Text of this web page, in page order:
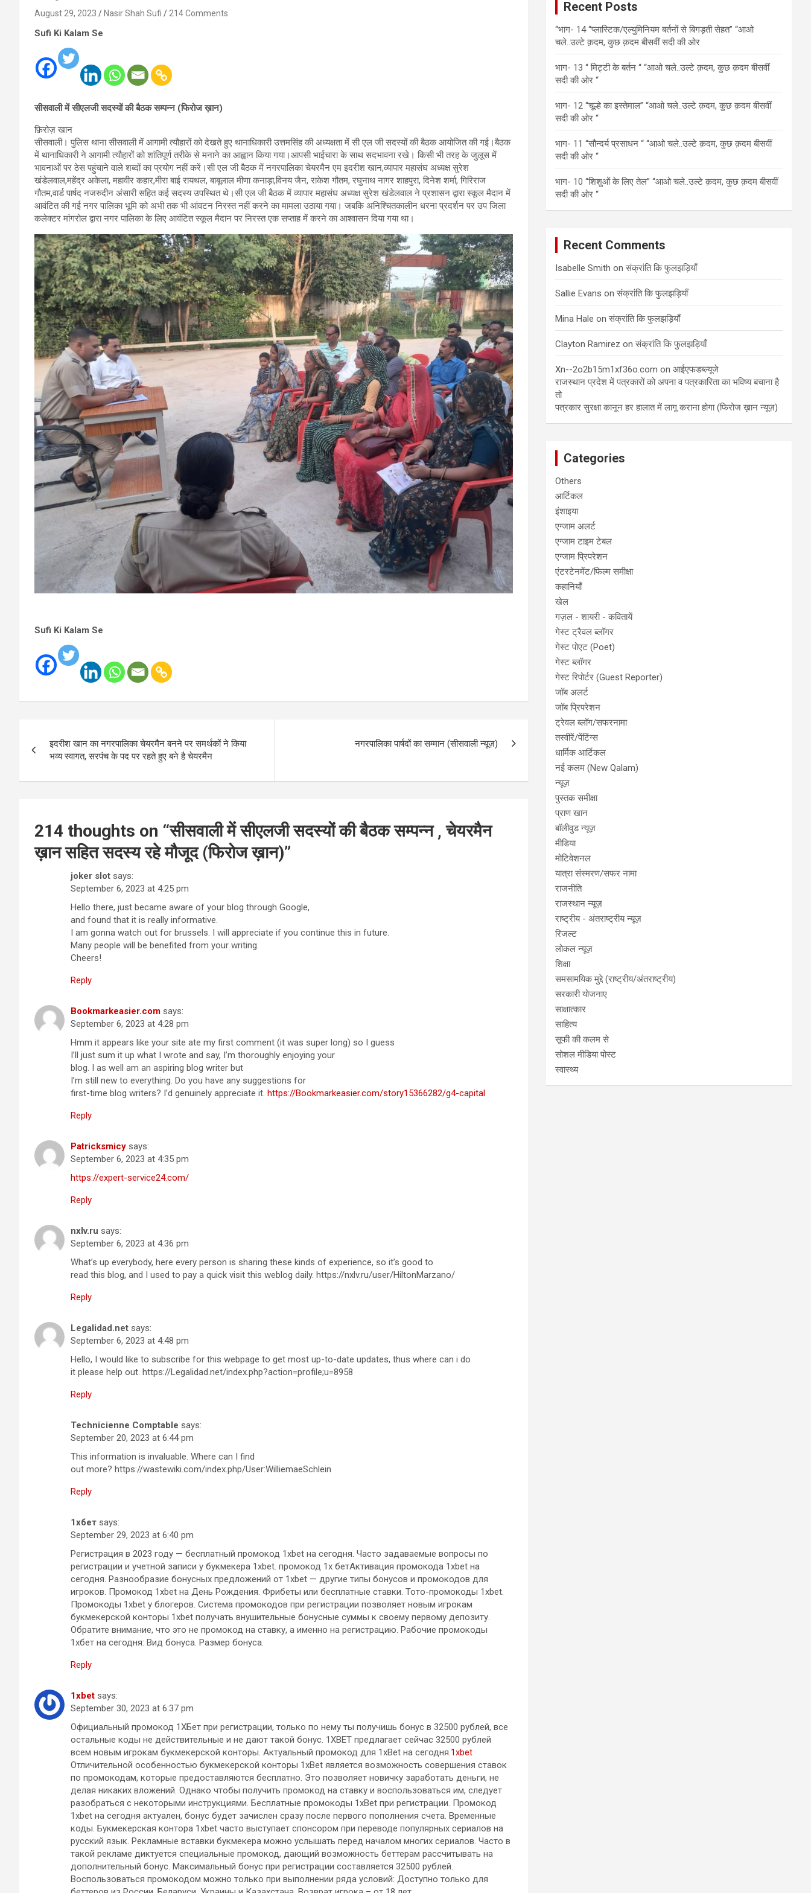
August 29, 2023 Nasir Shah Sufi 214 Comments
Sufi Ki Kalam Se
सीसवाली में सीएलजी सदस्यों की बैठक सम्पन्न (फिरोज ख़ान)
फ़िरोज़ खान
सीसवाली। पुलिस थाना सीसवाली में आगामी त्यौहारों को देखते हुए थानाधिकारी उत्तमसिंह की अध्यक्षता में सी एल जी सदस्यों की बैठक आयोजित की गई।बैठक
में थानाधिकारी ने आगामी त्यौहारों को शांतिपूर्ण तरीके से मनाने का आह्वान किया गया।आपसी भाईचारा के साथ सदभावना रखे। किसी भी तरह के जुलूस में
भावनाओं पर ठेस पहुंचाने वाले शब्दों का प्रयोग नहीं करें।सी एल जी बैठक में नगरपालिका चेयरमैन एम इदरीश खान,व्यापार महासंघ अध्यक्ष सुरेश
खंडेलवाल,महेंद्र अकेला, महावीर कहार,मीरा बाई रायथल, बाबूलाल मीणा कनाड़ा,विनय जैन, राकेश गौतम, रघुनाथ नागर शाहपुरा, दिनेश शर्मा, गिरिराज
गौतम,वार्ड पार्षद नजरुदीन अंसारी सहित कई सदस्य उपस्थित थे।सी एल जी बैठक में व्यापार महासंघ अध्यक्ष सुरेश खंडेलवाल ने प्रशासन द्वारा स्कूल मैदान में
आवंटित की गई नगर पालिका भूमि को अभी तक भी आंवटन निरस्त नहीं करने का मामला उठाया गया। जबकि अनिश्चितकालीन धरना प्रदर्शन पर उप जिला
कलेक्टर मांगरोल द्वारा नगर पालिका के लिए आवंटित स्कूल मैदान पर निरस्त एक सप्ताह में करने का आश्वासन दिया गया था।
Sufi Ki Kalam Se
navigation
इदरीश खान का नगरपालिका चेयरमैन बनने पर समर्थकों ने किया
भव्य स्वागत, सरपंच के पद पर रहते हुए बने है चेयरमैन
नगरपालिका पार्षदों का सम्मान (सीसवाली न्यूज़)
214 thoughts on “सीसवाली में सीएलजी सदस्यों की बैठक सम्पन्न , चेयरमैन
ख़ान सहित सदस्य रहे मौजूद (फिरोज ख़ान)”
joker slot says:
September 6, 2023 at 4:25 pm
Hello there, just became aware of your blog through Google,
and found that it is really informative.
I am gonna watch out for brussels. I will appreciate if you continue this in future.
Many people will be benefited from your writing.
Cheers!
Reply
Bookmarkeasier.com says:
September 6, 2023 at 4:28 pm
Hmm it appears like your site ate my first comment (it was super long) so I guess
I’ll just sum it up what I wrote and say, I’m thoroughly enjoying your
blog. I as well am an aspiring blog writer but
I’m still new to everything. Do you have any suggestions for
first-time blog writers? I’d genuinely appreciate it. https://Bookmarkeasier.com/story15366282/g4-capital
Reply
Patricksmicy says:
September 6, 2023 at 4:35 pm
https://expert-service24.com/
Reply
nxlv.ru says:
September 6, 2023 at 4:36 pm
What’s up everybody, here every person is sharing these kinds of experience, so it’s good to
read this blog, and I used to pay a quick visit this weblog daily. https://nxlv.ru/user/HiltonMarzano/
Reply
Legalidad.net says:
September 6, 2023 at 4:48 pm
Hello, I would like to subscribe for this webpage to get most up-to-date updates, thus where can i do
it please help out. https://Legalidad.net/index.php?action=profile;u=8958
Reply
Technicienne Comptable says:
September 20, 2023 at 6:44 pm
This information is invaluable. Where can I find
out more? https://wastewiki.com/index.php/User:WilliemaeSchlein
Reply
1хбет says:
September 29, 2023 at 6:40 pm
Регистрация в 2023 году — бесплатный промокод 1xbet на сегодня. Часто задаваемые вопросы по
регистрации и учетной записи у букмекера 1xbet. промокод 1х бетАктивация промокода 1xbet на
сегодня. Разнообразие бонусных предложений от 1xbet — другие типы бонусов и промокодов для
игроков. Промокод 1xbet на День Рождения. Фрибеты или бесплатные ставки. Тото-промокоды 1xbet.
Промокоды 1xbet у блогеров. Система промокодов при регистрации позволяет новым игрокам
букмекерской конторы 1xbet получать внушительные бонусные суммы к своему первому депозиту.
Обратите внимание, что это не промокод на ставку, а именно на регистрацию. Рабочие промокоды
1хбет на сегодня: Вид бонуса. Размер бонуса.
Reply
1xbet says:
September 30, 2023 at 6:37 pm
Официальный промокод 1ХБет при регистрации, только по нему ты получишь бонус в 32500 рублей, все
остальные коды не действительные и не дают такой бонус. 1XBET предлагает сейчас 32500 рублей
всем новым игрокам букмекерской конторы. Актуальный промокод для 1xBet на сегодня.1xbet
Отличительной особенностью букмекерской конторы 1xBet является возможность совершения ставок
по промокодам, которые предоставляются бесплатно. Это позволяет новичку заработать деньги, не
делая никаких вложений. Однако чтобы получить промокод на ставку и воспользоваться им, следует
разобраться с некоторыми инструкциями. Бесплатные промокоды 1xBet при регистрации. Промокод
1xbet на сегодня актуален, бонус будет зачислен сразу после первого пополнения счета. Временные
коды. Букмекерская контора 1xbet часто выступает спонсором при переводе популярных сериалов на
русский язык. Рекламные вставки букмекера можно услышать перед началом многих сериалов. Часто в
такой рекламе диктуется специальные промокод, дающий возможность беттерам рассчитывать на
дополнительный бонус. Максимальный бонус при регистрации составляется 32500 рублей.
Воспользоваться промокодом можно только при выполнении ряда условий: Доступно только для
Recent Posts
“भाग- 14 “प्लास्टिक/एल्युमिनियम बर्तनों से बिगड़ती सेहत” “आओ
चले..उल्टे क़दम, कुछ क़दम बीसवीं सदी की ओर
भाग- 13 “ मिट्टी के बर्तन “ “आओ चले..उल्टे क़दम, कुछ क़दम बीसवीं
सदी की ओर “
भाग- 12 “चूल्हे का इस्तेमाल” “आओ चले..उल्टे क़दम, कुछ क़दम बीसवीं
सदी की ओर “
भाग- 11 “सौन्दर्य प्रसाधन “ “आओ चले..उल्टे क़दम, कुछ क़दम बीसवीं
सदी की ओर “
भाग- 10 “शिशुओं के लिए तेल” “आओ चले..उल्टे क़दम, कुछ क़दम बीसवीं
सदी की ओर “
Recent Comments
Isabelle Smith onसंक्रांति कि फुलझड़ियाँ
Sallie Evans onसंक्रांति कि फुलझड़ियाँ
Mina Hale onसंक्रांति कि फुलझड़ियाँ
Clayton Ramirez onसंक्रांति कि फुलझड़ियाँ
Xn--2o2b15m1xf36o.com onआईएफडब्ल्यूजे
राजस्थान प्रदेश में पत्रकारों को‌ अपना व पत्रकारिता का भविष्य बचाना है
तो
पत्रकार सुरक्षा कानून हर हालात में लागू कराना होगा (फिरोज ख़ान न्यूज़)
Categories
Others
आर्टिकल
इंशाइया
एग्जाम अलर्ट
एग्जाम टाइम टेबल
एग्जाम प्रिपरेशन
एंटरटेनमेंट/फिल्म समीक्षा
कहानियाँ
खेल
गज़ल - शायरी - कवितायें
गेस्ट ट्रैवल ब्लॉगर
गेस्ट पोएट (Poet)
गेस्ट ब्लॉगर
गेस्ट रिपोर्टर (Guest Reporter)
जॉब अलर्ट
जॉब प्रिपरेशन
ट्रेवल ब्लॉग/सफरनामा
तस्वीरें/पेंटिंग्स
धार्मिक आर्टिकल
नई कलम (New Qalam)
न्यूज़
पुस्तक समीक्षा
प्राण खान
बॉलीवुड न्यूज़
मीडिया
मोटिवेशनल
यात्रा संस्मरण/सफर नामा
राजनीति
राजस्थान न्यूज़
राष्ट्रीय - अंतराष्ट्रीय न्यूज़
रिजल्ट
लोकल न्यूज़
शिक्षा
समसामयिक मुद्दे (राष्ट्रीय/अंतराष्ट्रीय)
सरकारी योजनाए
साक्षात्कार
साहित्य
सूफी की कलम से
सोशल मीडिया पोस्ट
स्वास्थ्य